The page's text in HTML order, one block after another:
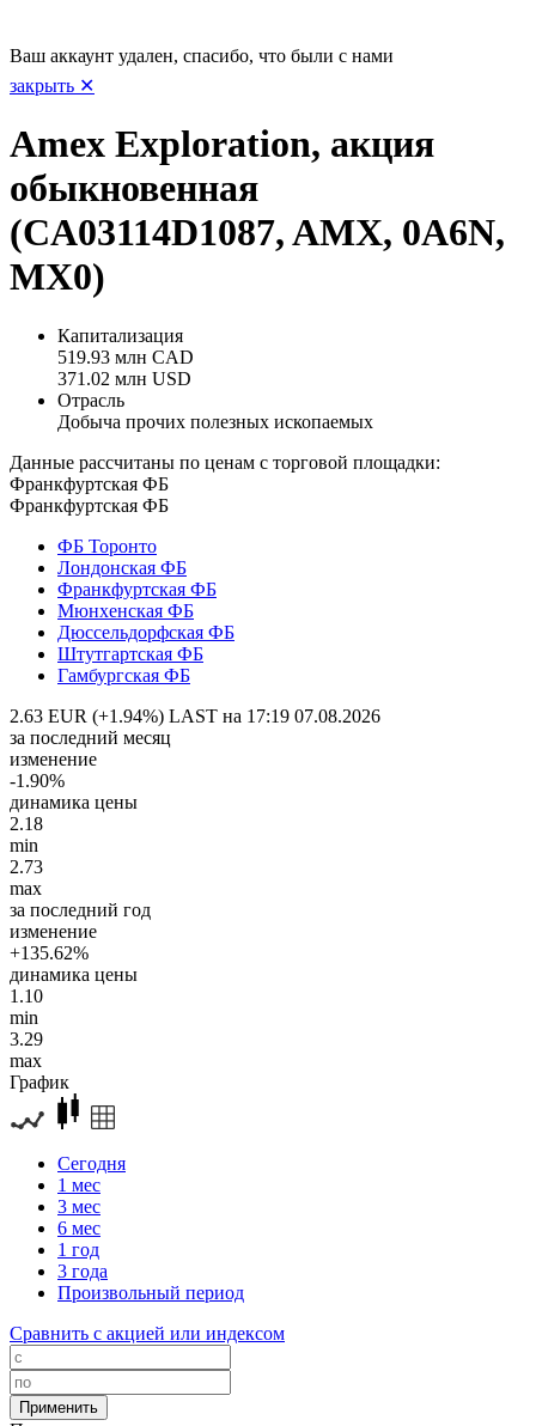
Ваш аккаунт удален, спасибо, что были с нами
закрыть ✕
Amex Exploration, акция
обыкновенная
(CA03114D1087, AMX, 0A6N,
MX0)
Капитализация
519.93 млн CAD
371.02 млн USD
Отрасль
Добыча прочих полезных ископаемых
Данные рассчитаны по ценам с торговой площадки:
Франкфуртская ФБ
Франкфуртская ФБ
ФБ Торонто
Лондонская ФБ
Франкфуртская ФБ
Мюнхенская ФБ
Дюссельдорфская ФБ
Штутгартская ФБ
Гамбургская ФБ
2.63 EUR (+1.94%) LAST на 17:19 07.08.2026
за последний месяц
изменение
-1.90%
динамика цены
2.18
min
2.73
max
за последний год
изменение
+135.62%
динамика цены
1.10
min
3.29
max
График
Сегодня
1 мес
3 мес
6 мес
1 год
3 года
Произвольный период
Сравнить с акцией или индексом